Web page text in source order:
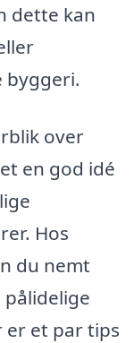
dette kan
byggeri.
over
en god idé
Hos
du nemt
er et par tips